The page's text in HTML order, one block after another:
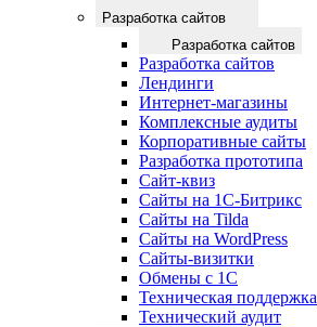
Разработка сайтов
Разработка сайтов
Разработка сайтов
Лендинги
Интернет-магазины
Комплексные аудиты
Корпоративные сайты
Разработка прототипа
Сайт-квиз
Сайты на 1С-Битрикс
Сайты на Tilda
Сайты на WordPress
Сайты-визитки
Обмены с 1С
Техническая поддержка
Технический аудит